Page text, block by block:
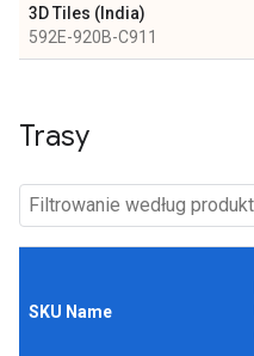
3D Tiles (India)
592E-920B-C911
Trasy
SKU Name